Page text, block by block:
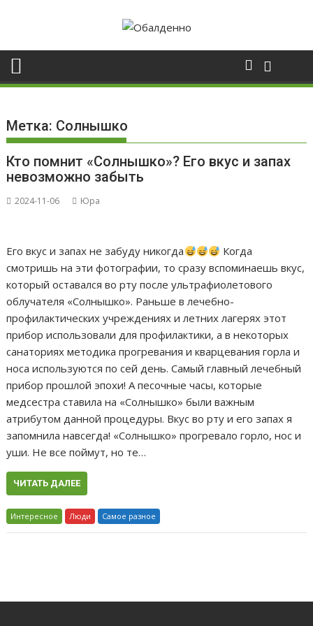
Метка: Солнышко
Кто помнит «Солнышко»? Его вкус и запах
невозможно забыть
2024-11-06 Юра
Его вкус и запах не забуду никогда
Когда
смотришь на эти фотографии, то сразу вспоминаешь вкус,
который оставался во рту после ультрафиолетового
облучателя «Солнышко». Раньше в лечебно-
профилактических учреждениях и летних лагерях этот
прибор использовали для профилактики, а в некоторых
санаториях методика прогревания и кварцевания горла и
носа используются по сей день. Самый главный лечебный
прибор прошлой эпохи! А песочные часы, которые
медсестра ставила на «Солнышко» были важным
атрибутом данной процедуры. Вкус во рту и его запах я
запомнила навсегда! «Солнышко» прогревало горло, нос и
уши. Не все поймут, но те…
ЧИТАТЬ ДАЛЕЕ
Интересное Люди Самое разное